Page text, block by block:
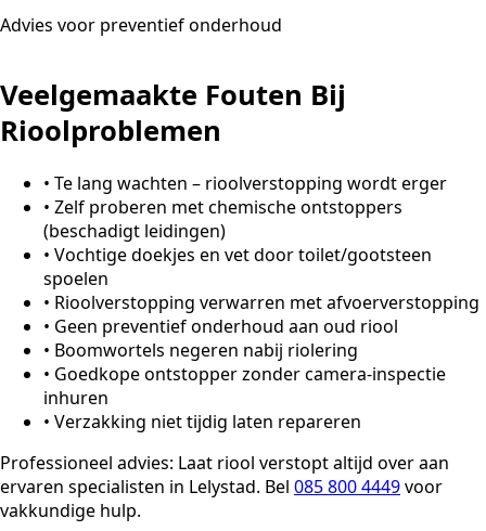
Advies voor preventief onderhoud
Veelgemaakte Fouten Bij
Rioolproblemen
• Te lang wachten – rioolverstopping wordt erger
• Zelf proberen met chemische ontstoppers
(beschadigt leidingen)
• Vochtige doekjes en vet door toilet/gootsteen
spoelen
• Rioolverstopping verwarren met afvoerverstopping
• Geen preventief onderhoud aan oud riool
• Boomwortels negeren nabij riolering
• Goedkope ontstopper zonder camera-inspectie
inhuren
• Verzakking niet tijdig laten repareren
Professioneel advies: Laat riool verstopt altijd over aan
ervaren specialisten in Lelystad. Bel 085 800 4449voor
vakkundige hulp.